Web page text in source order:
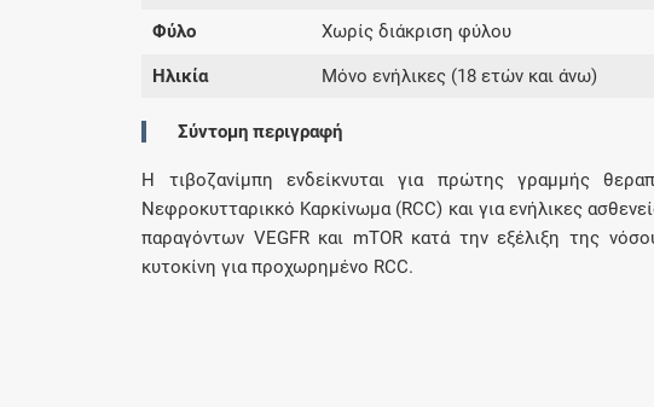
νόσους,
Φύλο Χωρίς διάκριση φύλου
Ηλικία Μόνο ενήλικες (18 ετών και άνω)
Σύντομη περιγραφή
Η τιβοζανίμπη ενδείκνυται για πρώτης γραμμής
Νεφροκυτταρικκό Καρκίνωμα (RCC) και για ενήλικες
παραγόντων VEGFR και mTOR κατά την εξέλιξη της
κυτοκίνη για προχωρημένο RCC.